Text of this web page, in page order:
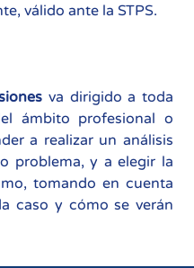
válido ante la STPS.
va dirigido a toda
ámbito profesional o
a realizar un análisis
problema, y a elegir la
tomando en cuenta
caso y cómo se verán